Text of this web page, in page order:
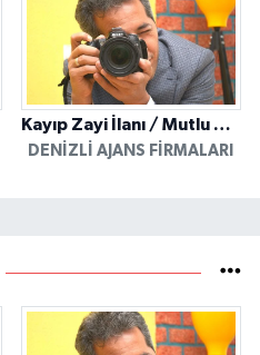
Kayıp Zayi İlanı / Mutlu Ajans / Denizli
DENIZLI AJANS FIRMALARI